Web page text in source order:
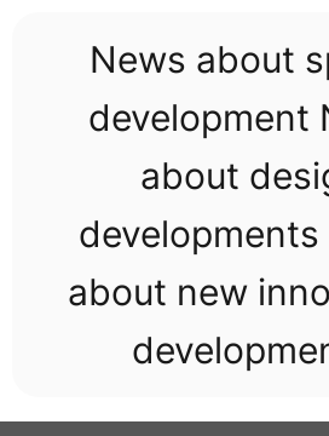
News about
development
about
developments
about new